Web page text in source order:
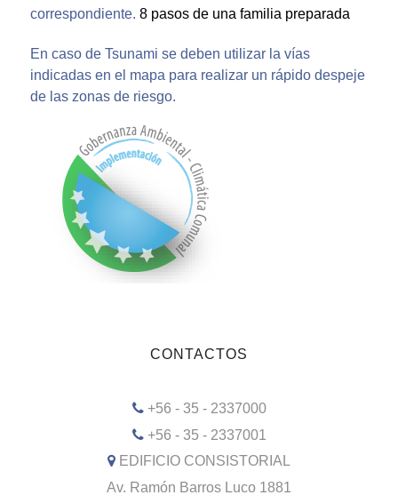
correspondiente. 8 pasos de una familia preparada
En caso de Tsunami se deben utilizar la vías
indicadas en el mapa para realizar un rápido despeje
de las zonas de riesgo.
CONTACTOS
+56 - 35 - 2337000
+56 - 35 - 2337001
EDIFICIO CONSISTORIAL
Av. Ramón Barros Luco 1881